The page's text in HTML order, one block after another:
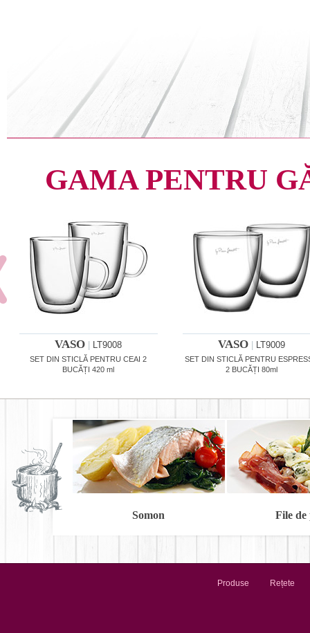
GAMA PENTRU
VASO LT9008
SET DIN STICLĂ PENTRU CEAI 2
BUCĂȚI 420 ml
VASO LT9009
SET DIN STICLĂ PENTRU
2 BUCĂȚI 80ml
Somon File de
Produse Rețete